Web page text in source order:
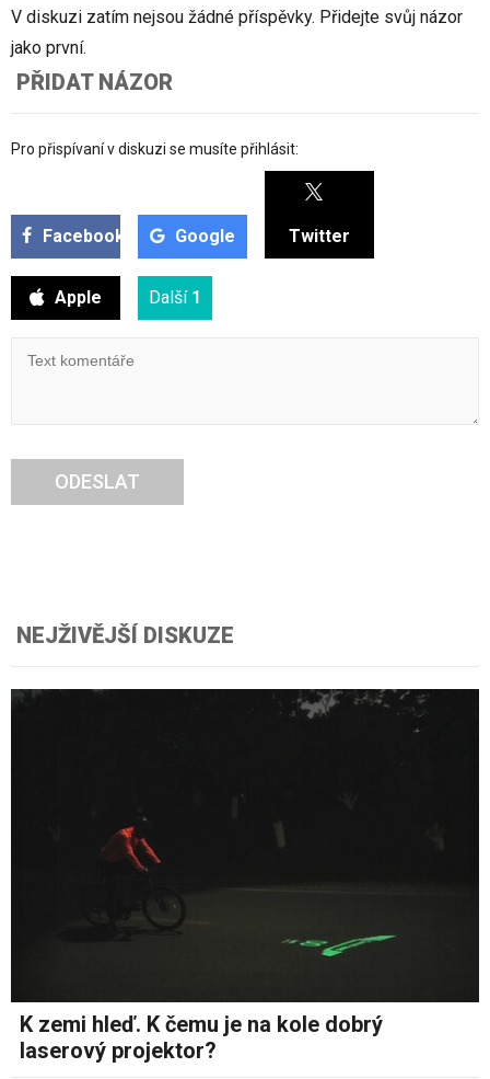
V diskuzi zatím nejsou žádné příspěvky. Přidejte svůj názor
jako první.
PŘIDAT NÁZOR
Pro přispívaní v diskuzi se musíte přihlásit:
Facebook Google Twitter
Apple Další 1
ODESLAT
NEJŽIVĚJŠÍ DISKUZE
K zemi hleď. K čemu je na kole dobrý
laserový projektor?